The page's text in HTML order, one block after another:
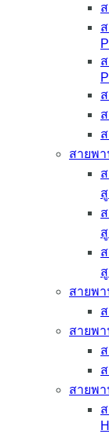
สายพ
สายพ
สายพ
สายพ